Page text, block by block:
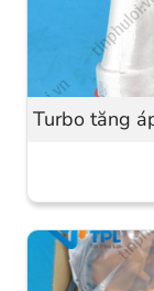
Turbo tăng